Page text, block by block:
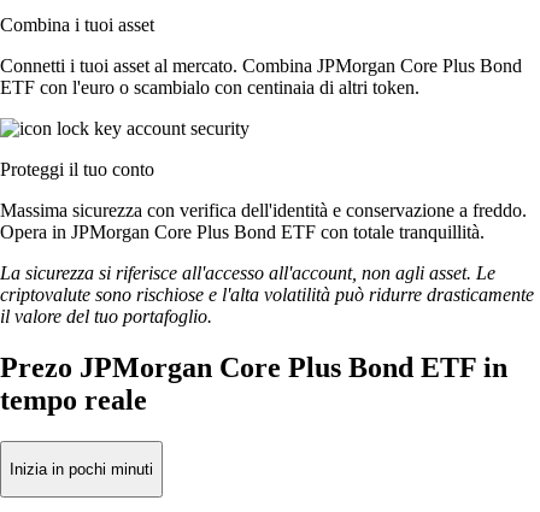
Combina i tuoi asset
Connetti i tuoi asset al mercato. Combina JPMorgan Core Plus Bond
ETF con l'euro o scambialo con centinaia di altri token.
Proteggi il tuo conto
Massima sicurezza con verifica dell'identità e conservazione a freddo.
Opera in JPMorgan Core Plus Bond ETF con totale tranquillità.
La sicurezza si riferisce all'accesso all'account, non agli asset. Le
criptovalute sono rischiose e l'alta volatilità può ridurre drasticamente
il valore del tuo portafoglio.
Prezo JPMorgan Core Plus Bond ETF in
tempo reale
Inizia in pochi minuti